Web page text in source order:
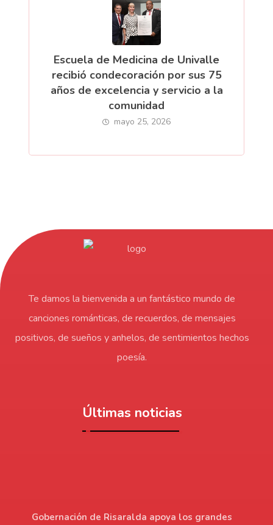
Escuela de Medicina de Univalle
recibió condecoración por sus 75
años de excelencia y servicio a la
comunidad
mayo 25, 2026
Te damos la bienvenida a un fantástico mundo de
canciones románticas, de recuerdos, de mensajes
positivos, de sueños y anhelos, de sentimientos hechos
poesía.
Últimas noticias
Gobernación de Risaralda apoya los grandes